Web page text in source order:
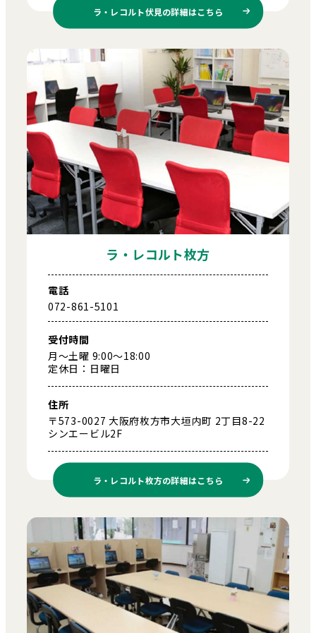
ラ・レコルト伏見の詳細はこちら
ラ・レコルト枚方
電話
072-861-5101
受付時間
月～土曜 9:00～18:00
定休日：日曜日
住所
〒573-0027 大阪府枚方市大垣内町 2丁目8-22
シンエービル2F
ラ・レコルト枚方の詳細はこちら